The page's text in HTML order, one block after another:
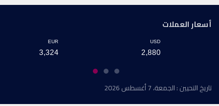
أسعار العملات
EUR
3,324
USD
2,880
تاريخ التحيين : الجمعة، 7 أغسطس 2026